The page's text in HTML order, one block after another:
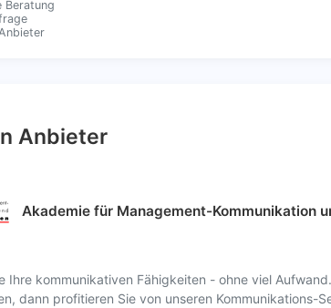
Beratung
Anbieter
Akademie für Management-Kommunikation
Ihre kommunikativen Fähigkeiten - ohne viel
dann profitieren Sie von unseren